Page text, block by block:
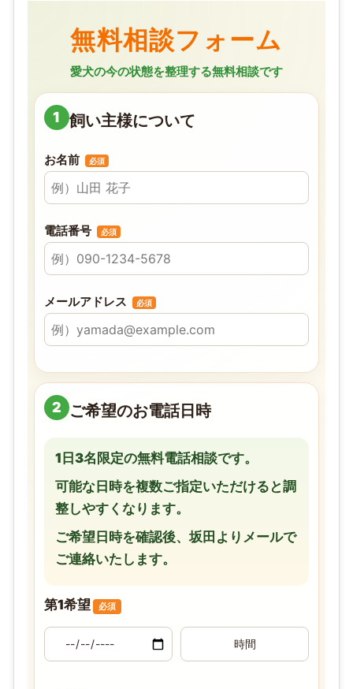
無料相談フォーム
愛犬の今の状態を整理する無料相談です
1 飼い主様について
お名前 必須
電話番号 必須
メールアドレス 必須
2 ご希望のお電話日時
1日3名限定の無料電話相談です。
可能な日時を複数ご指定いただけると調
整しやすくなります。
ご希望日時を確認後、坂田よりメールで
ご連絡いたします。
第1希望 必須